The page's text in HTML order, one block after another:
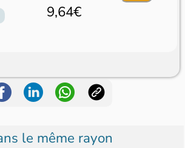
9,64€
le même rayon